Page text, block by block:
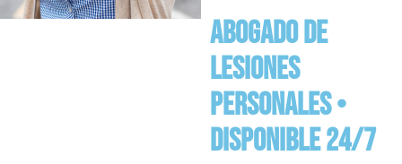
Abogado de
lesiones
personales •
Disponible 24/7